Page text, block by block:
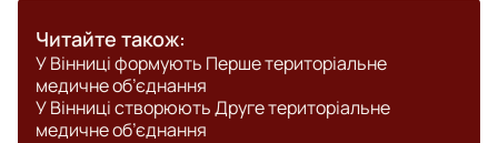
Читайте також:
У Вінниці формують Перше територіальне
медичне об’єднання
У Вінниці створюють Друге територіальне
медичне об’єднання